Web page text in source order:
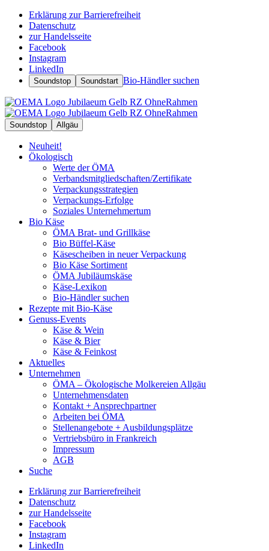
Erklärung zur Barrierefreiheit
Datenschutz
zur Handelsseite
Facebook
Instagram
LinkedIn
Soundstop Soundstart Bio-Händler suchen
Soundstop Allgäu
Neuheit!
Ökologisch
Werte der ÖMA
Verbandsmitgliedschaften/Zertifikate
Verpackungsstrategien
Verpackungs-Erfolge
Soziales Unternehmertum
Bio Käse
ÖMA Brat- und Grillkäse
Bio Büffel-Käse
Käsescheiben in neuer Verpackung
Bio Käse Sortiment
ÖMA Jubiläumskäse
Käse-Lexikon
Bio-Händler suchen
Rezepte mit Bio-Käse
Genuss-Events
Käse & Wein
Käse & Bier
Käse & Feinkost
Aktuelles
Unternehmen
ÖMA – Ökologische Molkereien Allgäu
Unternehmensdaten
Kontakt + Ansprechpartner
Arbeiten bei ÖMA
Stellenangebote + Ausbildungsplätze
Vertriebsbüro in Frankreich
Impressum
AGB
Suche
Erklärung zur Barrierefreiheit
Datenschutz
zur Handelsseite
Facebook
Instagram
LinkedIn